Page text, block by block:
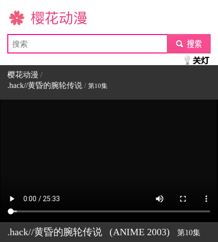
樱花动漫
submit
樱花动漫 /
.hack//黄昏的腕轮传说 / 第10集
.hack//黄昏的腕轮传说 (ANIME 2003) 第10集